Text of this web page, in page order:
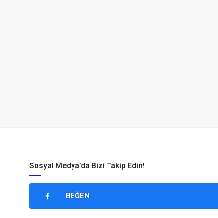
Sosyal Medya’da Bizi Takip Edin!
BEĞEN